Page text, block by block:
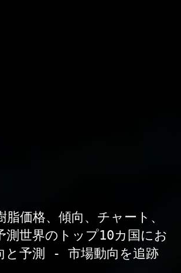
価格、傾向、チャート、
測世界のトップ10カ国にお
と予測 - 市場動向を追跡